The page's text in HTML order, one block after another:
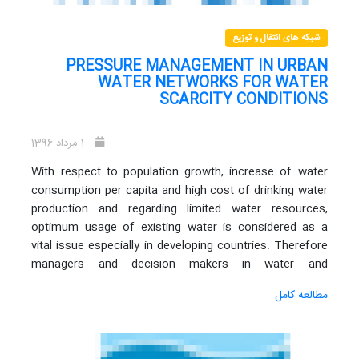
مورد بررسی قرار گرفته است. نتایج بدست آمده با مقادیر
شاخص‌های عملکرد نشت چند کشور مقایسه شده‌اند.
شبکه های انتقال و توزیع
PRESSURE MANAGEMENT IN URBAN
WATER NETWORKS FOR WATER
SCARCITY CONDITIONS
With respect to population growth, increase of water
consumption per capita and high cost of drinking water
production and regarding limited water resources,
optimum usage of existing water is considered as a
vital issue especially in developing countries. Therefore
managers and decision makers in water and
issue in their plans. Pressure management is one of the
in urban water distribution networks. In spite of many
مطالعه کامل